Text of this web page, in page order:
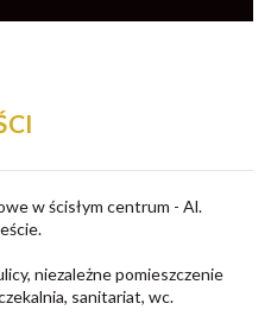
w ścisłym centrum - Al.
niezależne pomieszczenie
sanitariat, wc.